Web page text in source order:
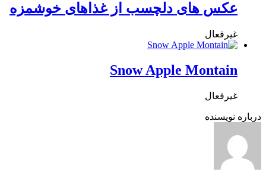
عکس های دلچسب از غذاهای خوشمزه
غیرفعال
Snow Apple Montain
غیرفعال
درباره نویسنده